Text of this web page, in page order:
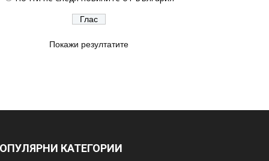
Покажи резултатите
КАТЕГОРИИ